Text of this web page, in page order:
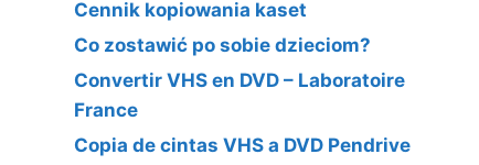
Cennik kopiowania kaset
Co zostawić po sobie dzieciom?
Convertir VHS en DVD – Laboratoire
France
Copia de cintas VHS a DVD Pendrive